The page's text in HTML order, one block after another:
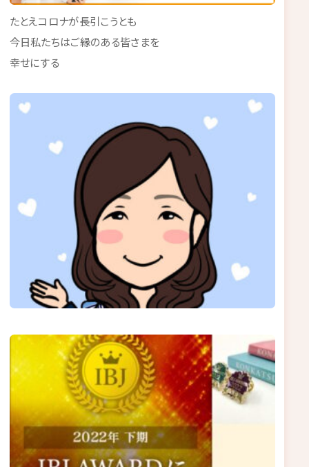
たとえコロナが長引こうとも
今日私たちはご縁のある皆さまを
幸せにする